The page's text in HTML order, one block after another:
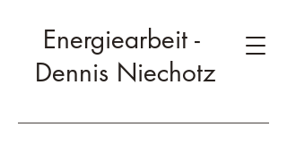
Energiearbeit -
Dennis Niechotz